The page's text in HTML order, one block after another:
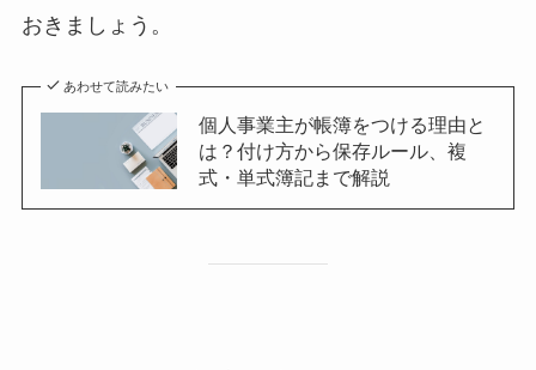
おきましょう。
あわせて読みたい
個人事業主が帳簿をつける理由と
は？付け方から保存ルール、複
式・単式簿記まで解説